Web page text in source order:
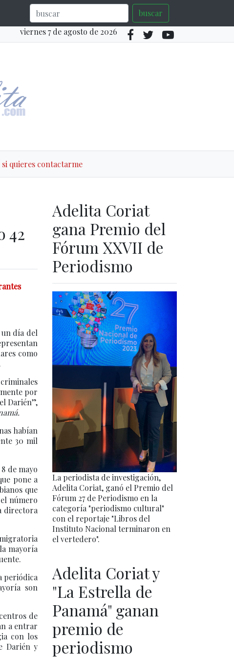
buscar
viernes 7 de agosto de 2026
si quieres contactarme
42
día del
como
por
Darién”,
habían
30 mil
de mayo
pone a
que
número
directora
mayoría
periódica
son
de
a entrar
con los
Darién y
Adelita Coriat
gana Premio del
Fórum XXVII de
Periodismo
La periodista de investigación,
Adelita Coriat, ganó el Premio del
Fórum 27 de Periodismo en la
categoría "periodismo cultural"
con el reportaje "Libros del
Instituto Nacional terminaron en
el vertedero".
Adelita Coriat y
"La Estrella de
Panamá" ganan
premio de
periodismo